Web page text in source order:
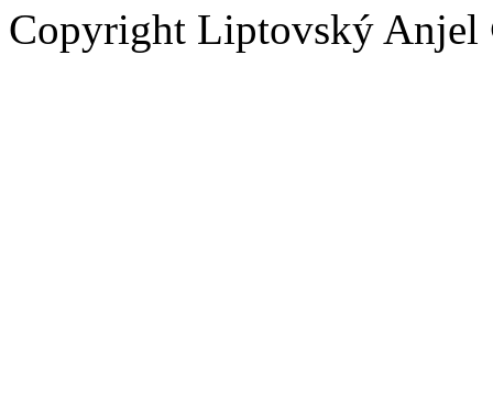
Copyright Liptovský Anjel